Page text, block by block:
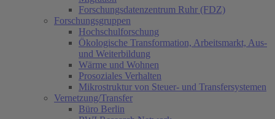
Forschungsdatenzentrum Ruhr (FDZ)
Forschungsgruppen
Hochschulforschung
Ökologische Transformation, Arbeitsmarkt, Aus-
und Weiterbildung
Wärme und Wohnen
Prosoziales Verhalten
Mikrostruktur von Steuer- und Transfersystemen
Vernetzung/Transfer
Büro Berlin